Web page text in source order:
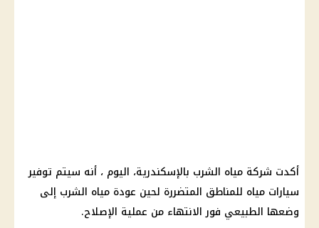
أكدت شركة مياه الشرب بالإسكندرية، اليوم ، أنه سيتم توفير
سيارات مياه للمناطق المتضررة لحين عودة مياه الشرب إلى
وضعها الطبيعي فور الانتهاء من عملية الإصلاح.